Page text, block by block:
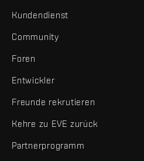
Kundendienst
Community
Foren
Entwickler
Freunde rekrutieren
Kehre zu EVE zurück
Partnerprogramm